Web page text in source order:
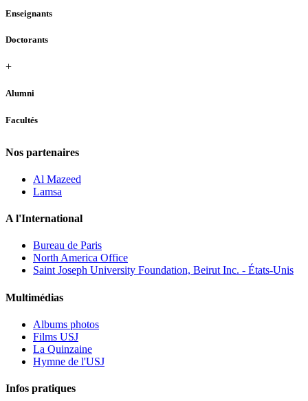
Enseignants
Doctorants
+
Alumni
Facultés
Nos partenaires
Al Mazeed
Lamsa
A l'International
Bureau de Paris
North America Office
Saint Joseph University Foundation, Beirut Inc. - États-Unis
Multimédias
Albums photos
Films USJ
La Quinzaine
Hymne de l'USJ
Infos pratiques